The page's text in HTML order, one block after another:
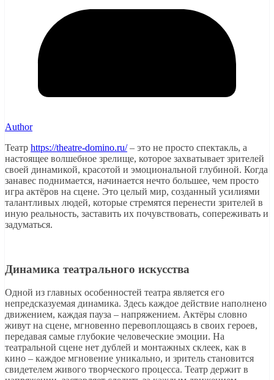
Author
Театр https://theatre-domino.ru/– это не просто спектакль, а
настоящее волшебное зрелище, которое захватывает зрителей
своей динамикой, красотой и эмоциональной глубиной. Когда
занавес поднимается, начинается нечто большее, чем просто
игра актёров на сцене. Это целый мир, созданный усилиями
талантливых людей, которые стремятся перенести зрителей в
иную реальность, заставить их почувствовать, сопереживать и
задуматься.
Динамика театрального искусства
Одной из главных особенностей театра является его
непредсказуемая динамика. Здесь каждое действие наполнено
движением, каждая пауза – напряжением. Актёры словно
живут на сцене, мгновенно перевоплощаясь в своих героев,
передавая самые глубокие человеческие эмоции. На
театральной сцене нет дублей и монтажных склеек, как в
кино – каждое мгновение уникально, и зритель становится
свидетелем живого творческого процесса. Театр держит в